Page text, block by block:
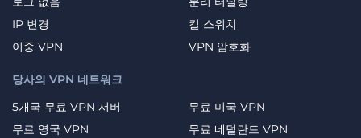
IP 변경
킬 스위치
이중 VPN
VPN 암호화
당사의 VPN 네트워크
5개국 무료 VPN 서버
무료 미국 VPN
무료 영국 VPN
무료 네덜란드 VPN